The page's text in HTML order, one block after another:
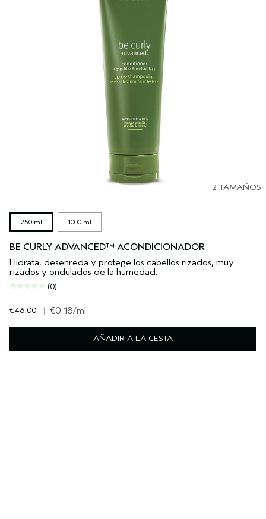
2 TAMAÑOS
250 ml 1000 ml
BE CURLY ADVANCED™ ACONDICIONADOR
Hidrata, desenreda y protege los cabellos rizados, muy
rizados y ondulados de la humedad.
(0)
€46.00 | €0.18/ml
AÑADIR A LA CESTA